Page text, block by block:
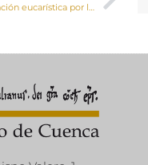
Homilía del Sr. Obispo en la celebración eucarística por las víctimas del coronavirus